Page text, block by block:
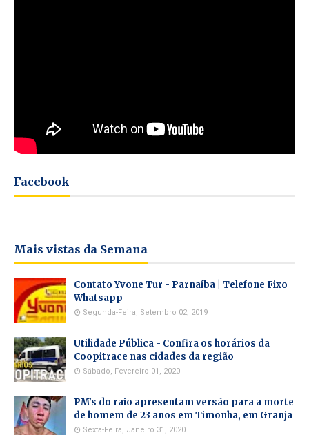
Facebook
Mais vistas da Semana
Contato Yvone Tur - Parnaíba | Telefone Fixo
Whatsapp
Segunda-Feira, Setembro 02, 2019
Utilidade Pública - Confira os horários da
Coopitrace nas cidades da região
Sábado, Fevereiro 01, 2020
PM's do raio apresentam versão para a morte
de homem de 23 anos em Timonha, em Granja
Sexta-Feira, Janeiro 31, 2020